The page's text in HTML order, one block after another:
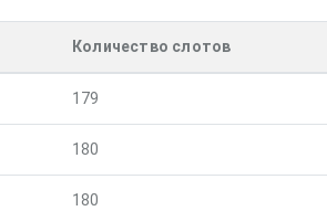
Количество слотов
179
180
180